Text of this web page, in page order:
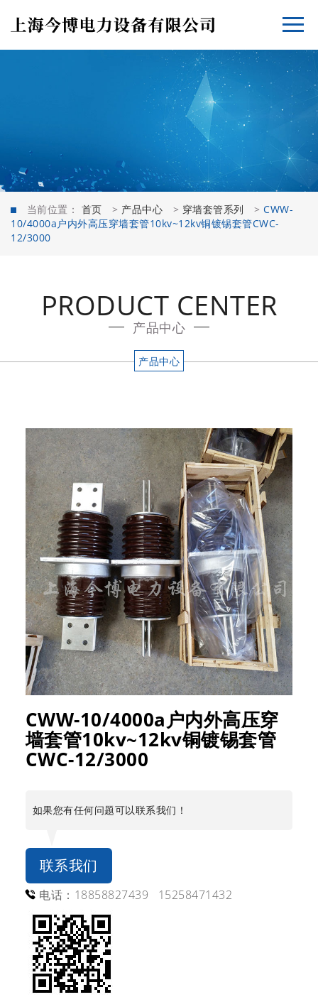
当前位置： 首页 > 产品中心 > 穿墙套管系列 > CWW-
10/4000a户内外高压穿墙套管10kv~12kv铜镀锡套管CWC-
12/3000
PRODUCT CENTER
产品中心
产品中心
CWW-10/4000a户内外高压穿
墙套管10kv~12kv铜镀锡套管
CWC-12/3000
如果您有任何问题可以联系我们！
联系我们
电话：18858827439 15258471432